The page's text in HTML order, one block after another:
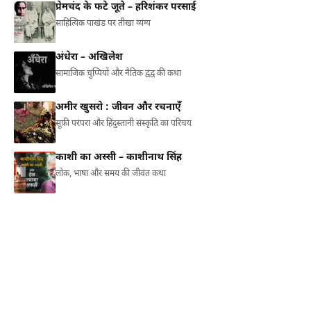
प्रेमचंद के फटे जूते – हरिशंकर परसाई
साहित्यिक पाखंड पर तीखा व्यंग्य
अंधेरा – अखिलेश
सामाजिक चुप्पियों और नैतिक द्वंद्व की कथा
अमीर खुसरो : जीवन और रचनाएँ
सूफ़ी परंपरा और हिंदुस्तानी संस्कृति का परिचय
काशी का अस्सी – काशीनाथ सिंह
लोक, भाषा और समय की जीवंत कथा